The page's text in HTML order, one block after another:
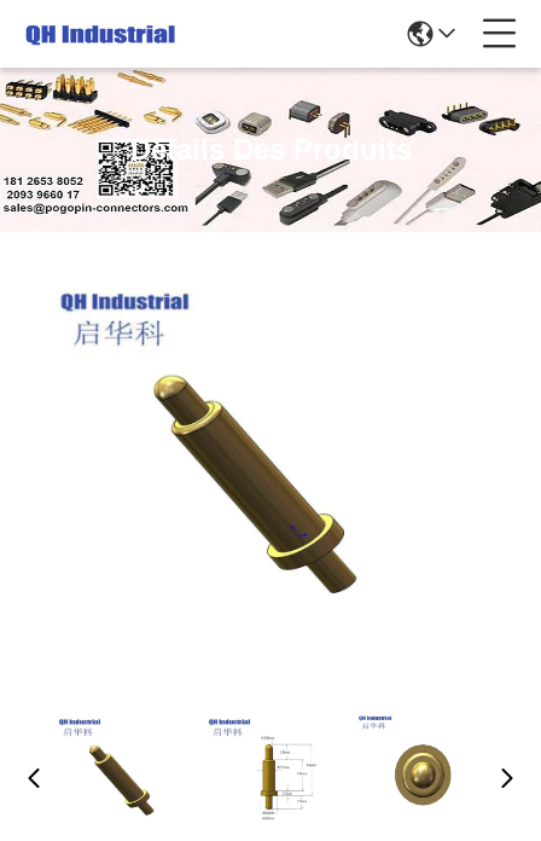
Détails Des Produits